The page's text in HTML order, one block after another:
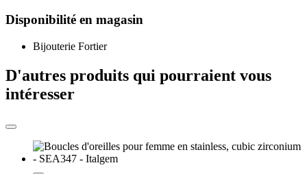
Disponibilité en magasin
Bijouterie Fortier
D'autres produits qui pourraient vous
intéresser